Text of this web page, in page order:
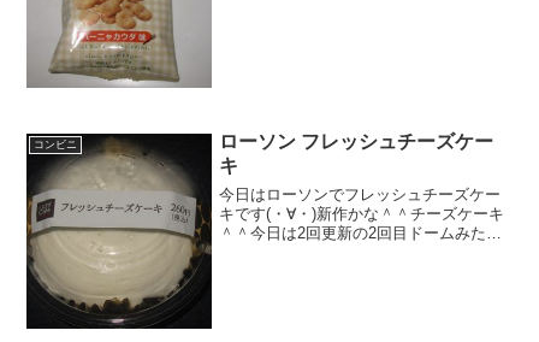
コンビニ
ローソン フレッシュチーズケー
キ
今日はローソンでフレッシュチーズケー
キです(・∀・)新作かな＾＾チーズケーキ
＾＾今日は2回更新の2回目ドームみたい